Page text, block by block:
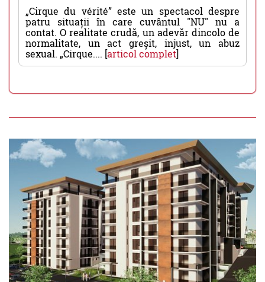
„Cirque du vérité” este un spectacol despre
patru situații în care cuvântul "NU" nu a
contat. O realitate crudă, un adevăr dincolo de
normalitate, un act greșit, injust, un abuz
sexual. „Cirque.... [articol complet]